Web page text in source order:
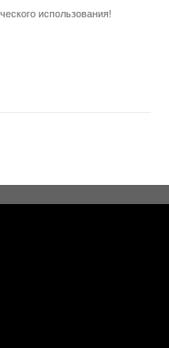
использования!